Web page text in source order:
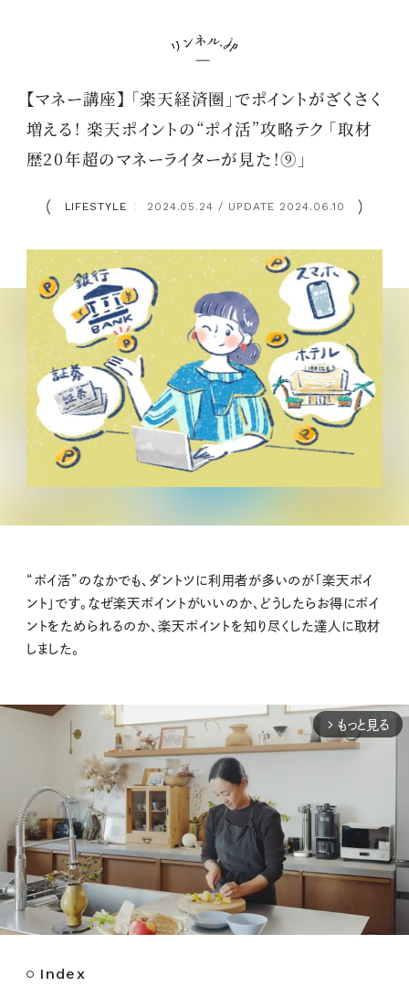
【マネー講座】 「楽天経済圏」でポイントがざくさく
増える！ 楽天ポイントの“ポイ活”攻略テク 「取材
歴20年超のマネーライターが見た！⑨」
LIFESTYLE ： 2024.05.24 / UPDATE 2024.06.10
“ポイ活”のなかでも、ダントツに利用者が多いのが「楽天ポイ
ント」です。なぜ楽天ポイントがいいのか、どうしたらお得にポイ
ントをためられるのか、楽天ポイントを知り尽くした達人に取材
しました。
arrow_forward_ios もっと見る
Index